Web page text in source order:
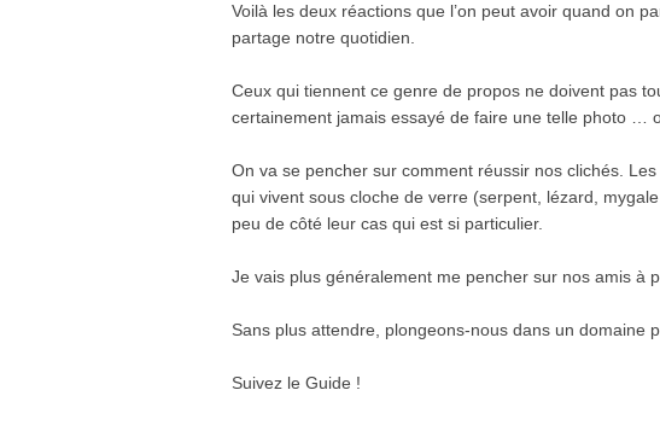
Voilà les deux réactions que l’on peut avoir quand on
partage notre quotidien.
Ceux qui tiennent ce genre de propos ne doivent pas
certainement jamais essayé de faire une telle photo …
On va se pencher sur comment réussir nos clichés.
qui vivent sous cloche de verre (serpent, lézard,
peu de côté leur cas qui est si particulier.
Je vais plus généralement me pencher sur nos amis à
Sans plus attendre, plongeons-nous dans un domaine
Suivez le Guide !